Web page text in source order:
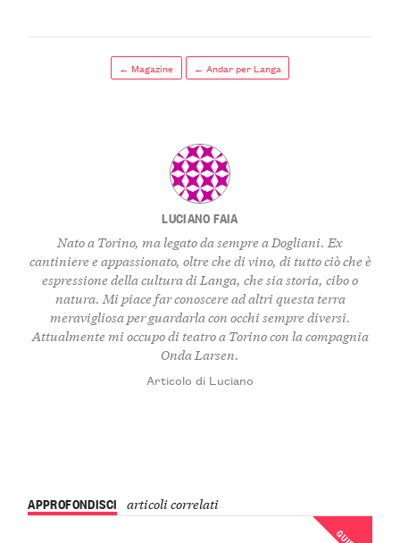
← Magazine ← Andar per Langa
LUCIANO FAIA
Nato a Torino, ma legato da sempre a Dogliani. Ex
cantiniere e appassionato, oltre che di vino, di tutto ciò che è
espressione della cultura di Langa, che sia storia, cibo o
natura. Mi piace far conoscere ad altri questa terra
meravigliosa per guardarla con occhi sempre diversi.
Attualmente mi occupo di teatro a Torino con la compagnia
Onda Larsen.
Articolo di Luciano
APPROFONDISCI articoli correlati